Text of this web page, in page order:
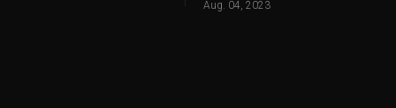
Aug. 04, 2023